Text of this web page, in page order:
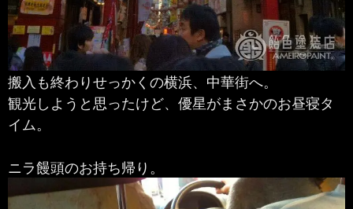
搬入も終わりせっかくの横浜、中華街へ。
観光しようと思ったけど、優星がまさかのお昼寝タ
イム。
ニラ饅頭のお持ち帰り。